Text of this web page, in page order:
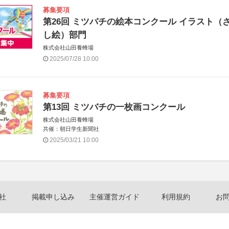
募集要項
第26回 ミツバチの絵本コンクール イラスト（さ
し絵）部門
株式会社山田養蜂場
2025/07/28 10:00
募集要項
第13回 ミツバチの一枚画コンクール
株式会社山田養蜂場
共催：朝日学生新聞社
2025/03/21 10:00
掲載申し込み 主催運営ガイド 利用規約 お